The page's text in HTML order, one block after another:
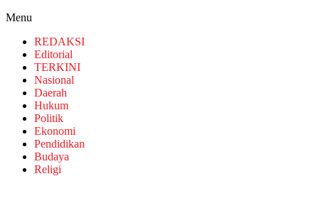
Menu
REDAKSI
Editorial
TERKINI
Nasional
Daerah
Hukum
Politik
Ekonomi
Pendidikan
Budaya
Religi